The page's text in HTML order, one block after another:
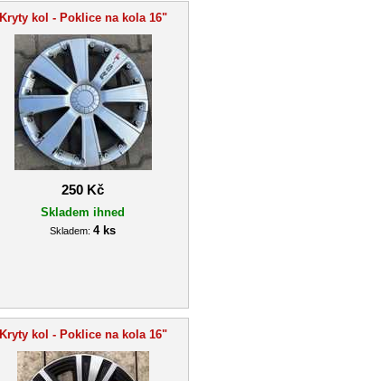
Kryty kol - Poklice na kola 16"
250 Kč
Skladem ihned
Skladem: 4 ks
Kryty kol - Poklice na kola 16"